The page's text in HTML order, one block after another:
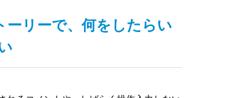
ーリーで、何をしたらい